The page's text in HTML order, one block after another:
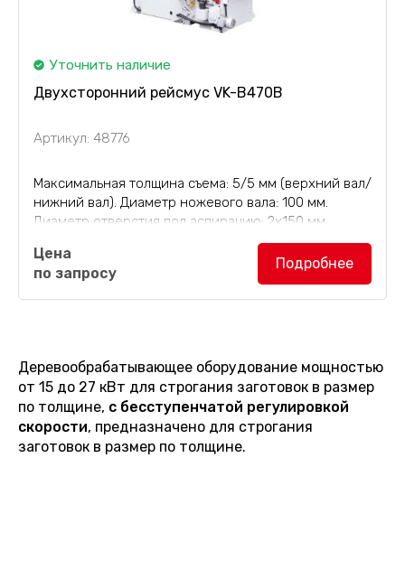
Уточнить наличие
Двухсторонний рейсмус VK-B470B
Артикул: 48776
Максимальная толщина съема: 5/5 мм (верхний вал/
нижний вал). Диаметр ножевого вала: 100 мм.
Диаметр отверстия под аспирацию: 2х150 мм.
Двухсторонний рейсмусовый станок VK-B470B
(рейсмус) с бесступенчатой регулировкой
скорости для строгания деревянных заготовок...
Цена
по запросу
Подробнее
Деревообрабатывающее оборудование мощностью
от 15 до 27 кВт для строгания заготовок в размер
по толщине, с бесступенчатой регулировкой
скорости, предназначено для строгания
заготовок в размер по толщине.